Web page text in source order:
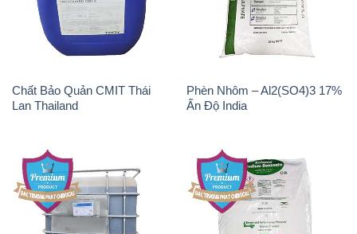
Chất Bảo Quản CMIT Thái
Lan Thailand
Phèn Nhôm – Al2(SO4)3 17%
Ấn Độ India